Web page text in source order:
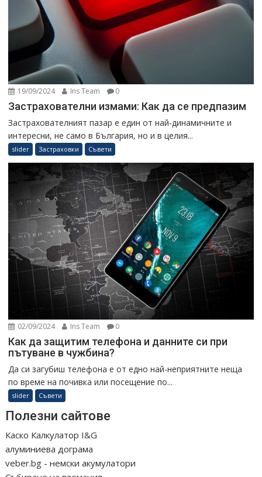
19/09/2024 Ins Team 0
Застрахователни измами: Как да се предпазим
Застрахователният пазар е един от най-динамичните и
интересни, не само в България, но и в целия...
slider Застраховки Съвети
02/09/2024 Ins Team 0
Как да защитим телефона и данните си при
пътуване в чужбина?
Да си загубиш телефона е от едно най-неприятните неща
по време на почивка или посещение по...
slider Съвети
Полезни сайтове
Каско Калкулатор I&G
алуминиева дограма
veber.bg - немски акумулатори